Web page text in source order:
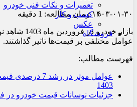
تعمیرات و نکات فنی خودرو
کسب و کار
عکس
فروشگاه
۱۴۰۳-۰۱-۳۰زمان مطالعه: 1 دقیقه
بازار خودرو
عوامل مختلفی بر قیمت‌ها تاثیر گذاشتند.
فهرست مطالب:
عوامل موثر در
1403
جزئیات نوسانات قیمت خودرو در